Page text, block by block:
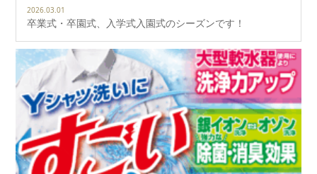
2026.03.01
卒業式・卒園式、入学式入園式のシーズンです！